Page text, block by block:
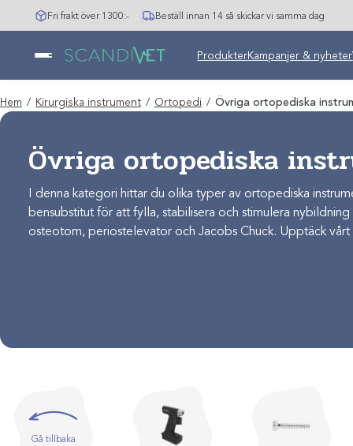
Hoppa
till
Fri frakt över 1300:- Beställ innan 14 så skickar vi samma dag
ProdukterKampanjer & nyheter
Hem / Kirurgiska instrument / Ortopedi / Övriga ortopediska
Övriga ortopediska
I denna kategori hittar du olika typer av ortopediska
bensubstitut för att fylla, stabilisera och stimulera
osteotom, periostelevator och Jacobs Chuck. Upptäck
Gå tillbaka